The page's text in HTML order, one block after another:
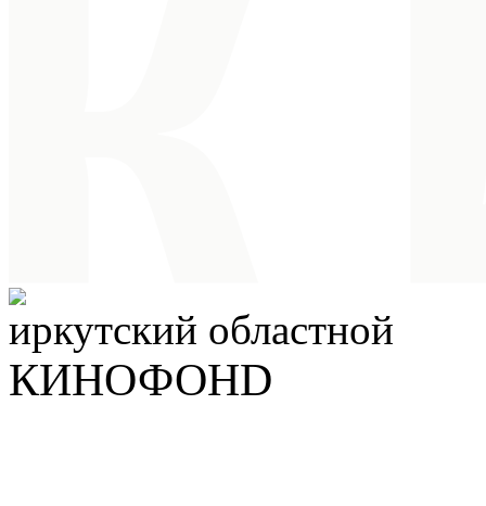
иркутский областной
КИНОФОНD